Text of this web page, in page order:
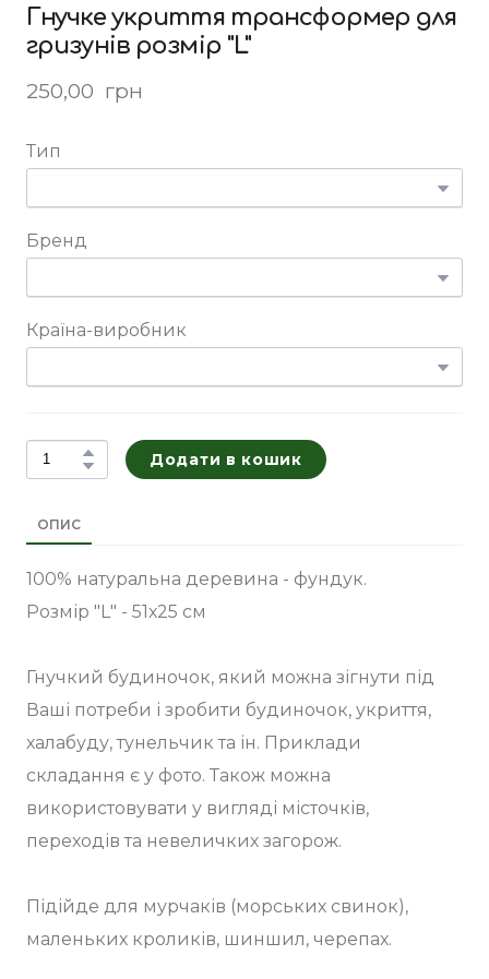
Гнучке укриття трансформер для
гризунів розмір "L"
250,00  грн
Тип
Бренд
Країна-виробник
Додати в кошик
ОПИС
100% натуральна деревина - фундук.
Розмір "L" - 51х25 см
Гнучкий будиночок, який можна зігнути під
Ваші потреби і зробити будиночок, укриття,
халабуду, тунельчик та ін. Приклади
складання є у фото. Також можна
використовувати у вигляді місточків,
переходів та невеличких загорож.
Підійде для мурчаків (морських свинок),
маленьких кроликів, шиншил, черепах.